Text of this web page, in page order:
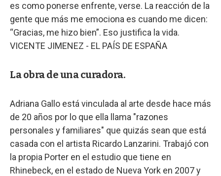
es como ponerse enfrente, verse. La reacción de la
gente que más me emociona es cuando me dicen:
“Gracias, me hizo bien”. Eso justifica la vida.
VICENTE JIMENEZ - EL PAÍS DE ESPAÑA
La obra de una curadora.
Adriana Gallo está vinculada al arte desde hace más
de 20 años por lo que ella llama "razones
personales y familiares" que quizás sean que está
casada con el artista Ricardo Lanzarini. Trabajó con
la propia Porter en el estudio que tiene en
Rhinebeck, en el estado de Nueva York en 2007 y